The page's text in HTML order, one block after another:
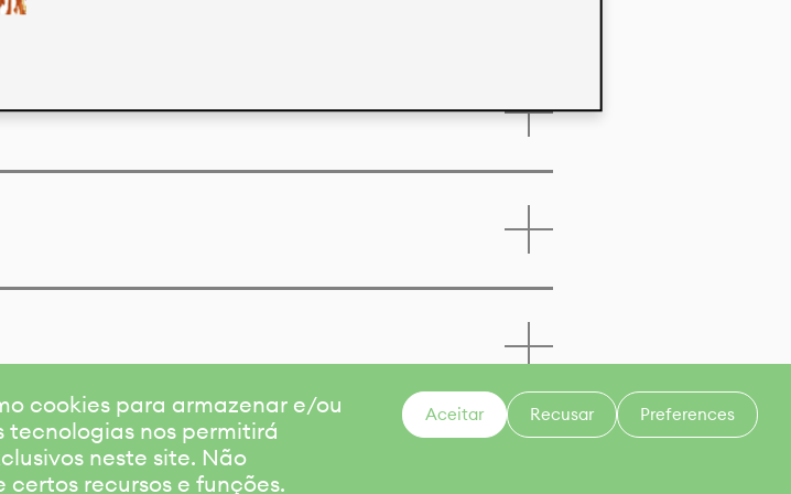
cookies para armazenar e/ou
tecnologias nos permitirá
neste site. Não
recursos e funções.
Aceitar Recusar Preferences